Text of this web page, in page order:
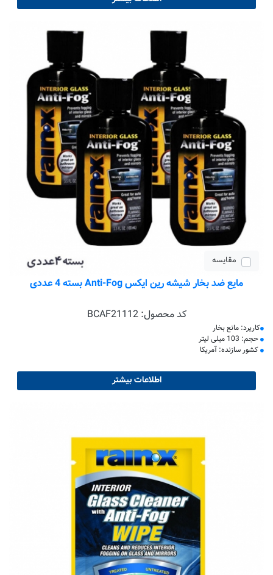
مقایسه
مایع ضد بخار شیشه رین ایکس Anti-Fog بسته 4 عددی
کد محصول:BCAF21112
کاریرد: مانع بخار
حجم: 103 میلی لیتر
کشور سازنده: آمریکا
اطلاعات بیشتر